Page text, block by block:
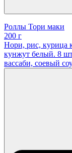
Роллы Тори маки
200 г
Нори, рис, курица
кунжут белый. 8
вассаби, соевый